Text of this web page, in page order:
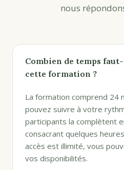
nous
Combien de temps
cette formation ?
La formation comprend 24
pouvez suivre à votre
participants la complètent
consacrant quelques
accès est illimité, vous
vos disponibilités.